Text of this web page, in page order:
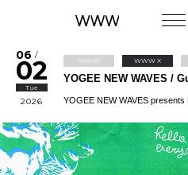
06 /
02
Tue
2026
WWW WWW X
YOGEE NEW WAVES /
YOGEE NEW WAVES presents